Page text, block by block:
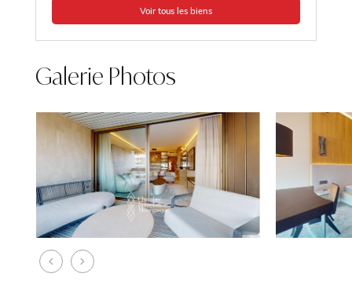
Voir tous les biens
Galerie Photos